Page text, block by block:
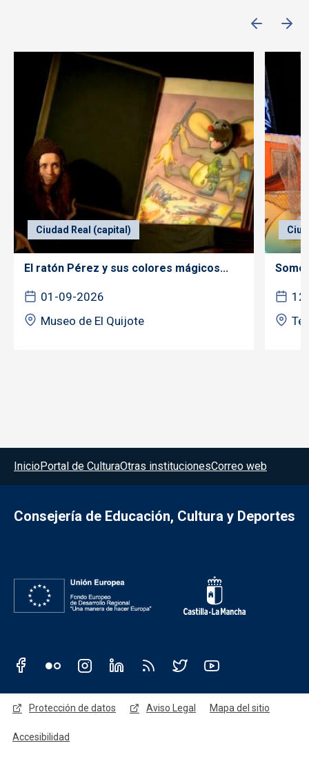
Ciudad Real (capital)
El ratón Pérez y sus colores mágicos...
01-09-2026
Museo de El Quijote
Menú del pie
InicioPortal de CulturaOtras institucionesCorreo web
Consejería de Educación, Cultura y Deportes
Redes sociales JCCM
Menú legal
Protección de datos Aviso Legal Mapa del sitio
Accesibilidad